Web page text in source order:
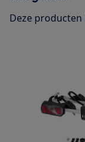
Deze